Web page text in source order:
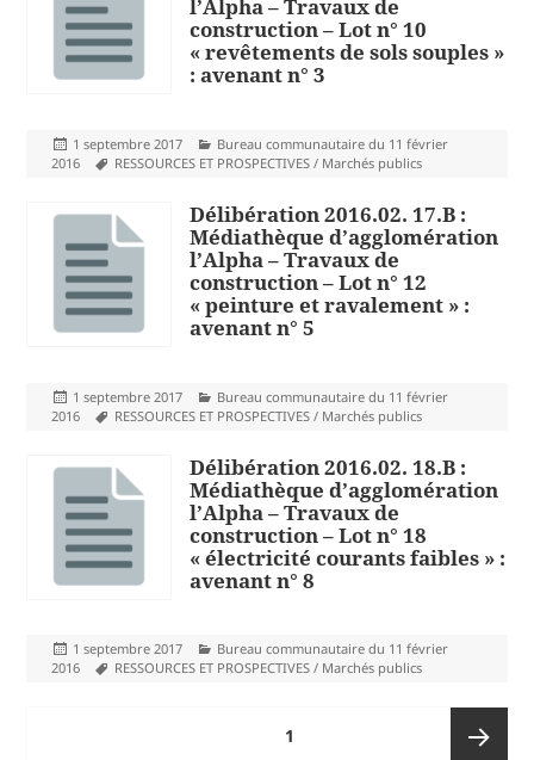
l’Alpha – Travaux de
construction – Lot n° 10
« revêtements de sols souples »
: avenant n° 3
Publié
le
1 septembre 2017 Catégories
Bureau communautaire du 11 février
2016
Mots-
RESSOURCES ET PROSPECTIVES / Marchés publics
Délibération 2016.02. 17.B :
Médiathèque d’agglomération
l’Alpha – Travaux de
construction – Lot n° 12
« peinture et ravalement » :
avenant n° 5
Publié
le
1 septembre 2017 Catégories
Bureau communautaire du 11 février
2016
Mots-
RESSOURCES ET PROSPECTIVES / Marchés publics
Délibération 2016.02. 18.B :
Médiathèque d’agglomération
l’Alpha – Travaux de
construction – Lot n° 18
« électricité courants faibles » :
avenant n° 8
Publié
le
1 septembre 2017 Catégories
Bureau communautaire du 11 février
2016
Mots-
RESSOURCES ET PROSPECTIVES / Marchés publics
1